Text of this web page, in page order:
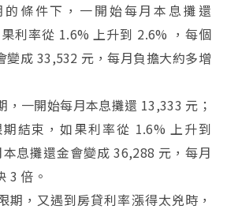
的條件下，一開始每月本息攤還
利率從 1.6% 上升到 2.6% ，每個
變成 33,532 元，每月負擔大約多增
，一開始每月本息攤還 13,333 元；
結束，如果利率從 1.6% 上升到
息攤還金會變成 36,288 元，每月
3 倍。
期，又遇到房貸利率漲得太兇時，